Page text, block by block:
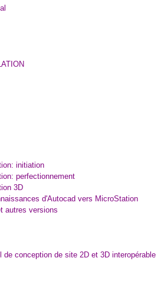
initiation
perfectionnement
3D
d'Autocad vers MicroStation
autres versions
de conception de site 2D et 3D interopérable